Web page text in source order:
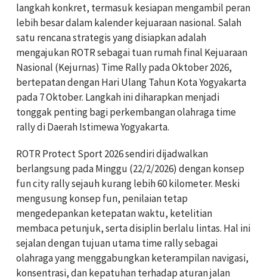
langkah konkret, termasuk kesiapan mengambil peran
lebih besar dalam kalender kejuaraan nasional. Salah
satu rencana strategis yang disiapkan adalah
mengajukan ROTR sebagai tuan rumah final Kejuaraan
Nasional (Kejurnas) Time Rally pada Oktober 2026,
bertepatan dengan Hari Ulang Tahun Kota Yogyakarta
pada 7 Oktober. Langkah ini diharapkan menjadi
tonggak penting bagi perkembangan olahraga time
rally di Daerah Istimewa Yogyakarta.
ROTR Protect Sport 2026 sendiri dijadwalkan
berlangsung pada Minggu (22/2/2026) dengan konsep
fun city rally sejauh kurang lebih 60 kilometer. Meski
mengusung konsep fun, penilaian tetap
mengedepankan ketepatan waktu, ketelitian
membaca petunjuk, serta disiplin berlalu lintas. Hal ini
sejalan dengan tujuan utama time rally sebagai
olahraga yang menggabungkan keterampilan navigasi,
konsentrasi, dan kepatuhan terhadap aturan jalan